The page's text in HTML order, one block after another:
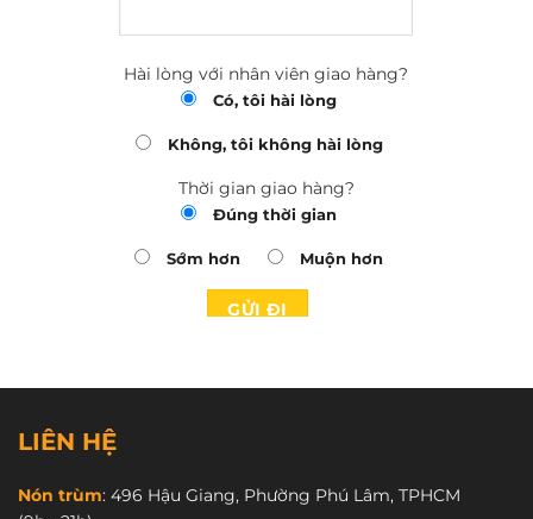
Hài lòng với nhân viên giao hàng?
Có, tôi hài lòng
Không, tôi không hài lòng
Thời gian giao hàng?
Đúng thời gian
Sớm hơn Muộn hơn
LIÊN HỆ
Nón trùm: 496 Hậu Giang, Phường Phú Lâm, TPHCM